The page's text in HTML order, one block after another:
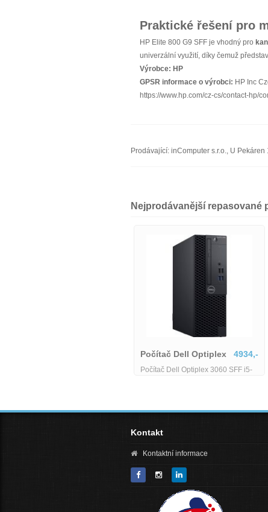
Praktické řešení pro
HP Elite 800 G9 SFF je vhodný pro
univerzální využití, díky čemuž
Výrobce: HP
GPSR informace o výrobci: HP Inc
https://www.hp.com/cz-cs/contact-hp/
Prodávající: inComputer s.r.o., U
Nejprodávanější repasované
4690,-
Počítač Dell
Počítač Dell Optiplex
Kontakt
Kontaktní informace